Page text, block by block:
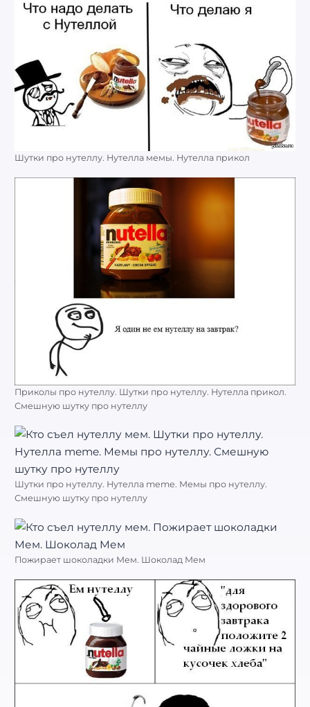
Шутки про нутеллу. Нутелла мемы. Нутелла прикол
Приколы про нутеллу. Шутки про нутеллу. Нутелла прикол.
Смешную шутку про нутеллу
Шутки про нутеллу. Нутелла meme. Мемы про нутеллу.
Смешную шутку про нутеллу
Пожирает шоколадки Мем. Шоколад Мем